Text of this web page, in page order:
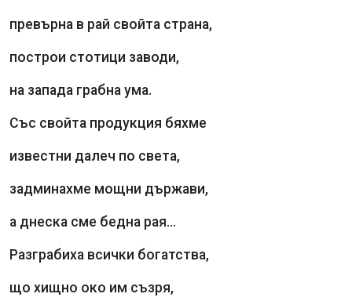
превърна в рай свойта страна,
построи стотици заводи,
на запада грабна ума.
Със свойта продукция бяхме
известни далеч по света,
задминахме мощни държави,
а днеска сме бедна рая...
Разграбиха всички богатства,
що хищно око им съзря,